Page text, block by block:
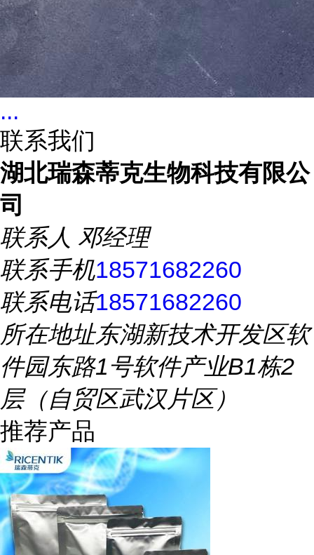
...
联系我们
湖北瑞森蒂克生物科技有限公
司
联系人 邓经理
联系手机18571682260
联系电话18571682260
所在地址东湖新技术开发区软
件园东路1号软件产业B1栋2
层（自贸区武汉片区）
推荐产品